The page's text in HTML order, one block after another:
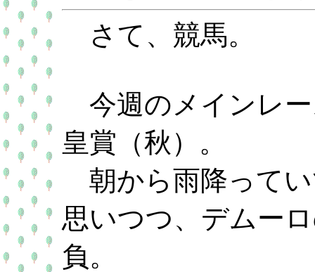
さて、競馬。
今週のメインレー
皇賞（秋）。
朝から雨降って
思いつつ、デムー
負。